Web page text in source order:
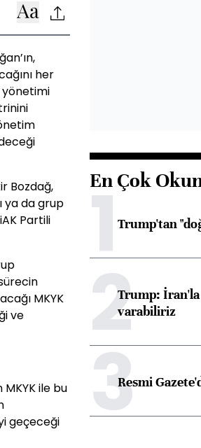
her
yönetimi
Bozdağ,
ya da grup
Partili
MKYK
ve
ile bu
geçeceği
En Çok
1Trump'tan
2Trump: İran'la
varabiliriz
3Resmi